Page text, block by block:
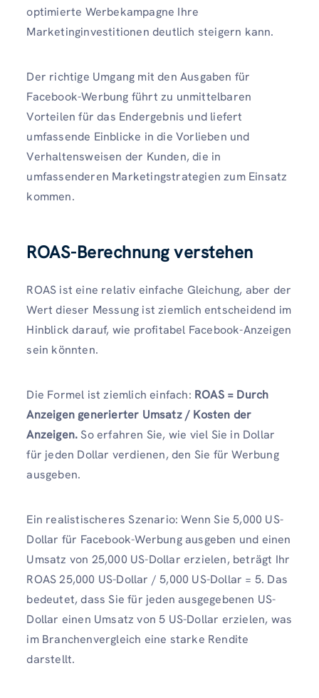
optimierte Werbekampagne Ihre
Marketinginvestitionen deutlich steigern kann.
Der richtige Umgang mit den Ausgaben für
Facebook-Werbung führt zu unmittelbaren
Vorteilen für das Endergebnis und liefert
umfassende Einblicke in die Vorlieben und
Verhaltensweisen der Kunden, die in
umfassenderen Marketingstrategien zum Einsatz
kommen.
ROAS-Berechnung verstehen
ROAS ist eine relativ einfache Gleichung, aber der
Wert dieser Messung ist ziemlich entscheidend im
Hinblick darauf, wie profitabel Facebook-Anzeigen
sein könnten.
Die Formel ist ziemlich einfach: ROAS = Durch
Anzeigen generierter Umsatz / Kosten der
Anzeigen.So erfahren Sie, wie viel Sie in Dollar
für jeden Dollar verdienen, den Sie für Werbung
ausgeben.
Ein realistischeres Szenario: Wenn Sie 5,000 US-
Dollar für Facebook-Werbung ausgeben und einen
Umsatz von 25,000 US-Dollar erzielen, beträgt Ihr
ROAS 25,000 US-Dollar / 5,000 US-Dollar = 5. Das
bedeutet, dass Sie für jeden ausgegebenen US-
Dollar einen Umsatz von 5 US-Dollar erzielen, was
im Branchenvergleich eine starke Rendite
darstellt.